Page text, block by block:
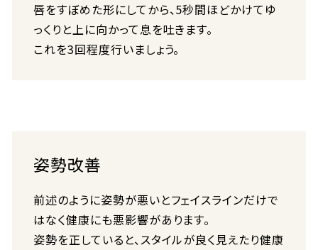
唇をすぼめた形にしてから、5秒間ほどかけてゆ
っくりと上に向かって息を吐きます。
これを3回程度行いましょう。
姿勢改善
前述のように姿勢が悪いとフェイスラインだけで
はなく健康にも悪影響があります。
姿勢を正していると、スタイルが良く見えたり健康